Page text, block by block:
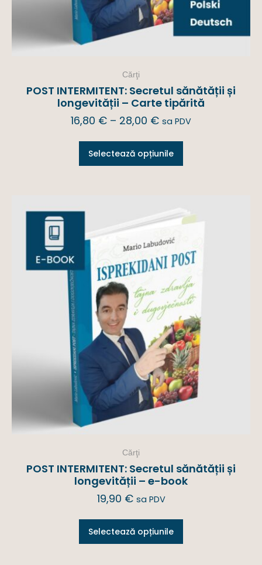
Cărţi
POST INTERMITENT: Secretul sănătății și
longevității – Carte tipărită
16,80 € – 28,00 € sa PDV
Selectează opțiunile
Cărţi
POST INTERMITENT: Secretul sănătății și
longevității – e-book
19,90 € sa PDV
Selectează opțiunile